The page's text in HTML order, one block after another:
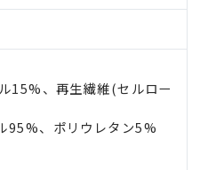
15%、再生繊維(セルロー
95%、ポリウレタン5%